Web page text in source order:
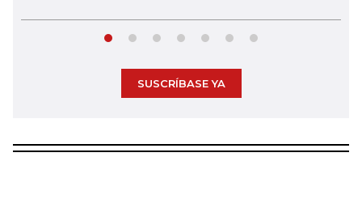
SUSCRÍBASE YA